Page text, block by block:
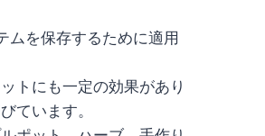
ムを保存するために適用
トにも一定の効果があり
ています。